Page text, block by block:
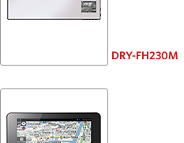
DRY-FH230M